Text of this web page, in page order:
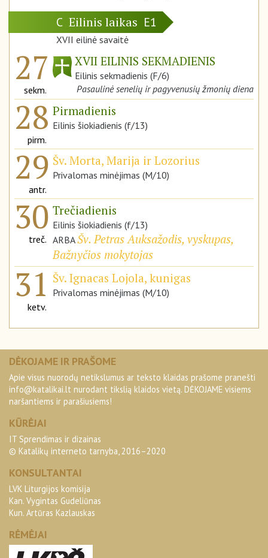
C Eilinis laikas E1
XVII eilinė savaitė
27
sekm.
XVII EILINIS SEKMADIENIS
Eilinis sekmadienis (F/6)
Pasaulinė senelių ir pagyvenusių žmonių diena
28
pirm.
Pirmadienis
Eilinis šiokiadienis (f/13)
29
antr.
Šv. Morta, Marija ir Lozorius
Privalomas minėjimas (M/10)
30
treč.
Trečiadienis
Eilinis šiokiadienis (f/13)
ARBAŠv. Petras Auksažodis, vyskupas,
Bažnyčios mokytojas
31
ketv.
Šv. Ignacas Lojola, kunigas
Privalomas minėjimas (M/10)
DĖKOJAME IR PRAŠOME
Apie visus nuorodų netikslumus ar teksto klaidas prašome pranešti
info@katalikai.lt nurodant tikslią klaidos vietą. DĖKOJAME visiems
naršantiems ir parašiusiems!
KŪRĖJAI
IT Sprendimas ir dizainas
© Katalikų interneto tarnyba, 2016–2020
KONSULTANTAI
LVK Liturgijos komisija
Kan. Vygintas Gudeliūnas
Kun. Artūras Kazlauskas
RĖMĖJAI